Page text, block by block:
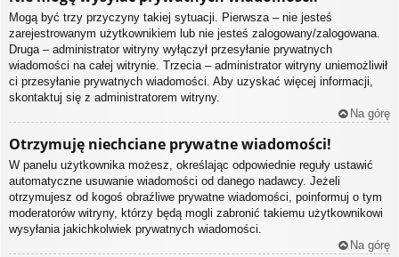
Mogą być trzy przyczyny takiej sytuacji. Pierwsza – nie jesteś
zarejestrowanym użytkownikiem lub nie jesteś zalogowany/zalogowana.
Druga – administrator witryny wyłączył przesyłanie prywatnych
wiadomości na całej witrynie. Trzecia – administrator witryny uniemożliwił
ci przesyłanie prywatnych wiadomości. Aby uzyskać więcej informacji,
skontaktuj się z administratorem witryny.
Na górę
Otrzymuję niechciane prywatne wiadomości!
W panelu użytkownika możesz, określając odpowiednie reguły ustawić
automatyczne usuwanie wiadomości od danego nadawcy. Jeżeli
otrzymujesz od kogoś obraźliwe prywatne wiadomości, poinformuj o tym
moderatorów witryny, którzy będą mogli zabronić takiemu użytkownikowi
wysyłania jakichkolwiek prywatnych wiadomości.
Na górę